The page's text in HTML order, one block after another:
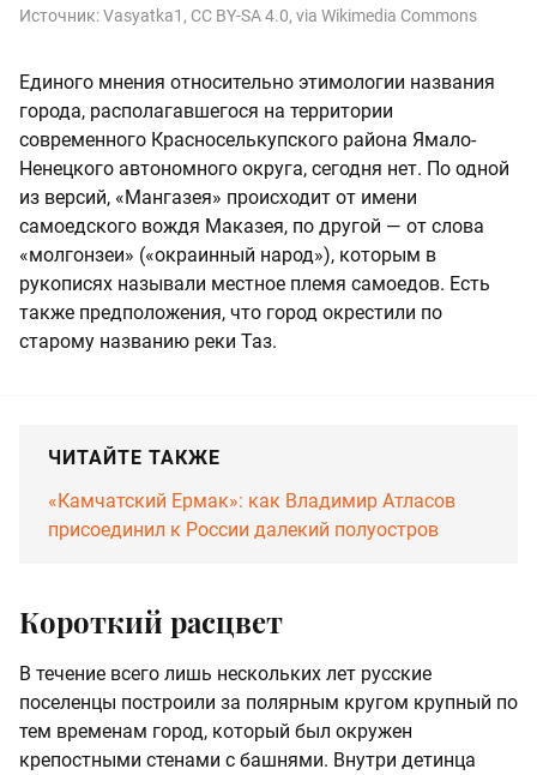
Источник:Vasyatka1, CC BY-SA 4.0, via Wikimedia Commons
Единого мнения относительно этимологии названия
города, располагавшегося на территории
современного Красноселькупского района Ямало-
Ненецкого автономного округа, сегодня нет. По одной
из версий, «Мангазея» происходит от имени
самоедского вождя Маказея, по другой — от слова
«молгонзеи» («окраинный народ»), которым в
рукописях называли местное племя самоедов. Есть
также предположения, что город окрестили по
старому названию реки Таз.
ЧИТАЙТЕ ТАКЖЕ
«Камчатский Ермак»: как Владимир Атласов
присоединил к России далекий полуостров
Короткий расцвет
В течение всего лишь нескольких лет русские
поселенцы построили за полярным кругом крупный по
тем временам город, который был окружен
крепостными стенами с башнями. Внутри детинца